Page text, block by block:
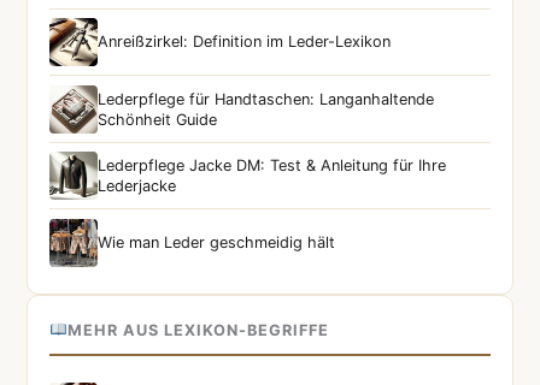
Anreißzirkel: Definition im Leder-Lexikon
Lederpflege für Handtaschen: Langanhaltende
Schönheit Guide
Lederpflege Jacke DM: Test & Anleitung für Ihre
Lederjacke
Wie man Leder geschmeidig hält
MEHR AUS LEXIKON-BEGRIFFE